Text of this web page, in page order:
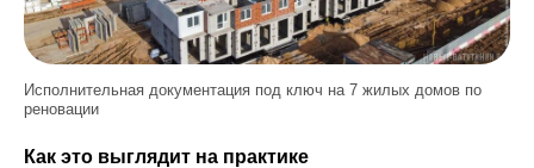
Исполнительная документация под ключ на 7 жилых домов по
реновации
Как это выглядит на практике